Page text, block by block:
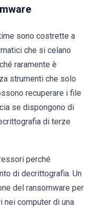
sono costrette a
che si celano
raramente è
strumenti che solo
recuperare i file
se dispongono di
di terze
perché
di decrittografia. Un
del ransomware per
computer di una